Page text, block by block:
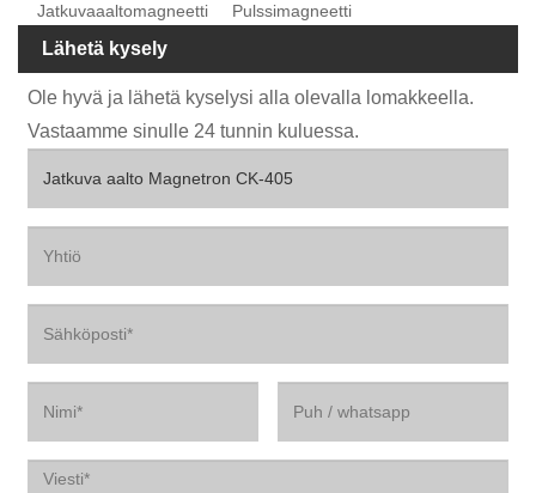
Jatkuvaaaltomagneetti
Pulssimagneetti
Lähetä kysely
Ole hyvä ja lähetä kyselysi alla olevalla lomakkeella.
Vastaamme sinulle 24 tunnin kuluessa.